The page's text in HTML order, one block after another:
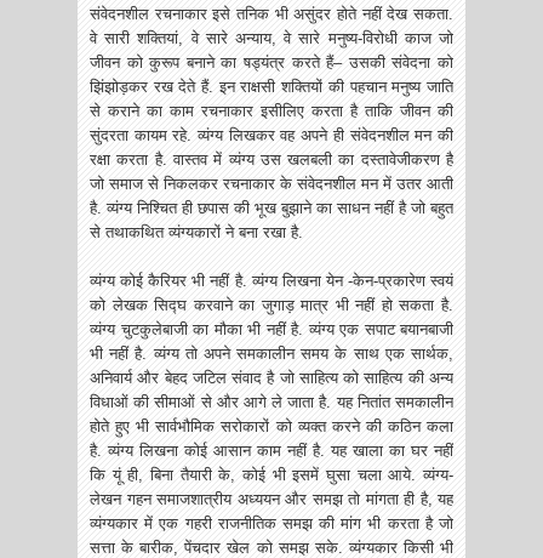
संवेदनशील रचनाकार इसे तनिक भी असुंदर होते नहीं देख सकता.
वे सारी शक्तियां, वे सारे अन्याय, वे सारे मनुष्य-विरोधी काज जो
जीवन को कुरूप बनाने का षड्यंत्र करते हैं– उसकी संवेदना को
झिंझोड़कर रख देते हैं. इन राक्षसी शक्तियों की पहचान मनुष्य जाति
से कराने का काम रचनाकार इसीलिए करता है ताकि जीवन की
सुंदरता कायम रहे. व्यंग्य लिखकर वह अपने ही संवेदनशील मन की
रक्षा करता है. वास्तव में व्यंग्य उस खलबली का दस्तावेजीकरण है
जो समाज से निकलकर रचनाकार के संवेदनशील मन में उतर आती
है. व्यंग्य निश्चित ही छपास की भूख बुझाने का साधन नहीं है जो बहुत
से तथाकथित व्यंग्यकारों ने बना रखा है.
व्यंग्य कोई कैरियर भी नहीं है. व्यंग्य लिखना येन -केन-प्रकारेण स्वयं
को लेखक सिद्घ करवाने का जुगाड़ मात्र भी नहीं हो सकता है.
व्यंग्य चुटकुलेबाजी का मौका भी नहीं है. व्यंग्य एक सपाट बयानबाजी
भी नहीं है. व्यंग्य तो अपने समकालीन समय के साथ एक सार्थक,
अनिवार्य और बेहद जटिल संवाद है जो साहित्य को साहित्य की अन्य
विधाओं की सीमाओं से और आगे ले जाता है. यह नितांत समकालीन
होते हुए भी सार्वभौमिक सरोकारों को व्यक्त करने की कठिन कला
है. व्यंग्य लिखना कोई आसान काम नहीं है. यह खाला का घर नहीं
कि यूं ही, बिना तैयारी के, कोई भी इसमें घुसा चला आये. व्यंग्य-
लेखन गहन समाजशात्रीय अध्ययन और समझ तो मांगता ही है, यह
व्यंग्यकार में एक गहरी राजनीतिक समझ की मांग भी करता है जो
सत्ता के बारीक, पेंचदार खेल को समझ सके. व्यंग्यकार किसी भी